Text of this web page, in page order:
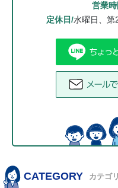
営業
定休日/水曜日、第
CATEGORY カテゴ